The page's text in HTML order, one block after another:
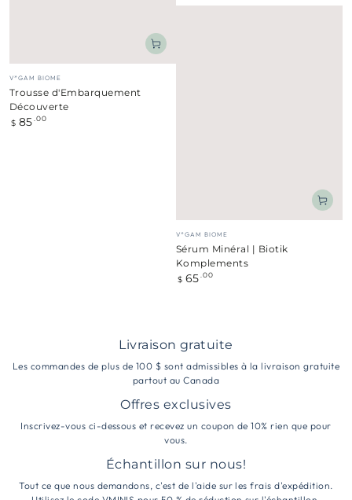
Fournisseur:
V*GAM BIOME
Trousse d'Embarquement
Découverte
Prix
$ 85 .00
Fournisseur:
V*GAM BIOME
Sérum Minéral | Biotik
Komplements
Prix
$ 65 .00
Livraison gratuite
Les commandes de plus de 100 $ sont admissibles à la livraison gratuite
partout au Canada
Offres exclusives
Inscrivez-vous ci-dessous et recevez un coupon de 10% rien que pour
vous.
Échantillon sur nous!
Tout ce que nous demandons, c'est de l'aide sur les frais d'expédition.